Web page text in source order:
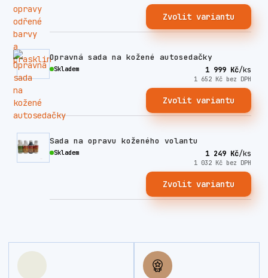
Zvolit variantu
Opravná sada na kožené autosedačky
1 999 Kč/ks
1 652 Kč bez DPH
Skladem
Zvolit variantu
Sada na opravu koženého volantu
1 249 Kč/ks
1 032 Kč bez DPH
Skladem
Zvolit variantu